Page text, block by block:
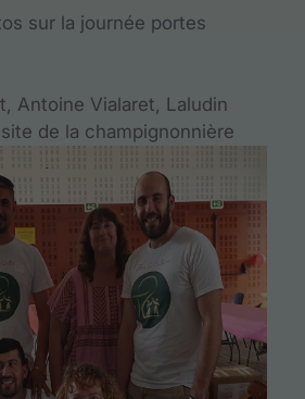
sur la journée portes
Antoine Vialaret, Laludin
la champignonnière